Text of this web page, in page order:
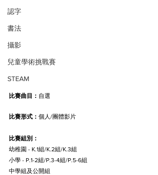
認字
書法
攝影
兒童學術挑戰賽
STEAM
比賽曲目： 自選
比賽形式： 個人/團體影片
比賽組別：
幼稚園 - K.1組/K.2組/K.3組
小學 - P.1-2組/P.3-4組/P.5-6組
中學組及公開組